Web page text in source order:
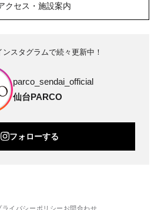
クセス・施設案内
スタグラムで続々更新中！
parco_sendai_official
仙台PARCO
フォローする
ライバシーポリシー お問合わせ